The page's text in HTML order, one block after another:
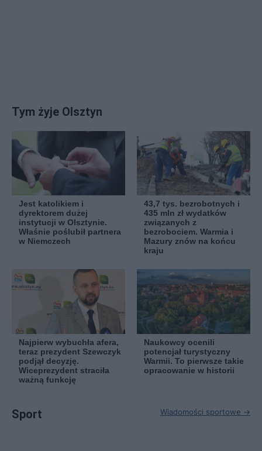
Tym żyje Olsztyn
Jest katolikiem i
dyrektorem dużej
instytucji w Olsztynie.
Właśnie poślubił partnera
w Niemczech
43,7 tys. bezrobotnych i
435 mln zł wydatków
związanych z
bezrobociem. Warmia i
Mazury znów na końcu
kraju
Najpierw wybuchła afera,
teraz prezydent Szewczyk
podjął decyzję.
Wiceprezydent straciła
ważną funkcję
Naukowcy ocenili
potencjał turystyczny
Warmii. To pierwsze takie
opracowanie w historii
Sport Wiadomości sportowe →